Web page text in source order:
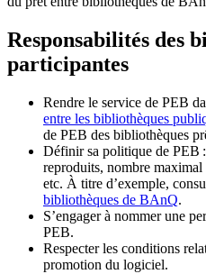
Responsabilités des
participantes
Rendre le service de PEB
entre les bibliothèques
de PEB des bibliothèques
Définir sa politique de PEB
reproduits, nombre maximal
etc. À titre d’exemple,
bibliothèques de BAnQ.
S’engager à nommer une
PEB.
Respecter les conditions
promotion du logiciel.